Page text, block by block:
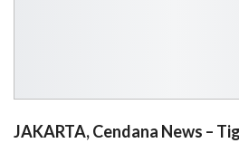
JAKARTA, Cendana News –